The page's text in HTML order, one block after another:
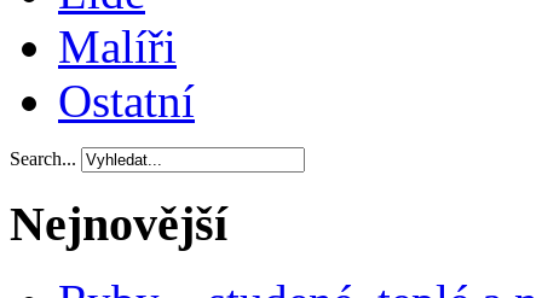
Malíři
Ostatní
Search...
Nejnovější